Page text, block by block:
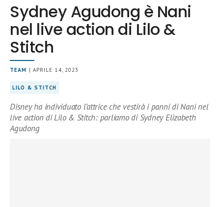
Sydney Agudong è Nani
nel live action di Lilo &
Stitch
TEAM | APRILE 14, 2023
LILO & STITCH
Disney ha individuato l’attrice che vestirà i panni di Nani nel
live action di Lilo & Stitch: parliamo di Sydney Elizabeth
Agudong